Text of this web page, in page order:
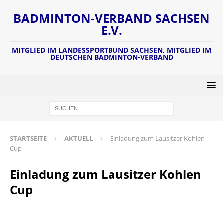
BADMINTON-VERBAND SACHSEN
E.V.
MITGLIED IM LANDESSPORTBUND SACHSEN, MITGLIED IM
DEUTSCHEN BADMINTON-VERBAND
STARTSEITE AKTUELL
Einladung zum Lausitzer Kohlen
Cup
Einladung zum Lausitzer Kohlen
Cup